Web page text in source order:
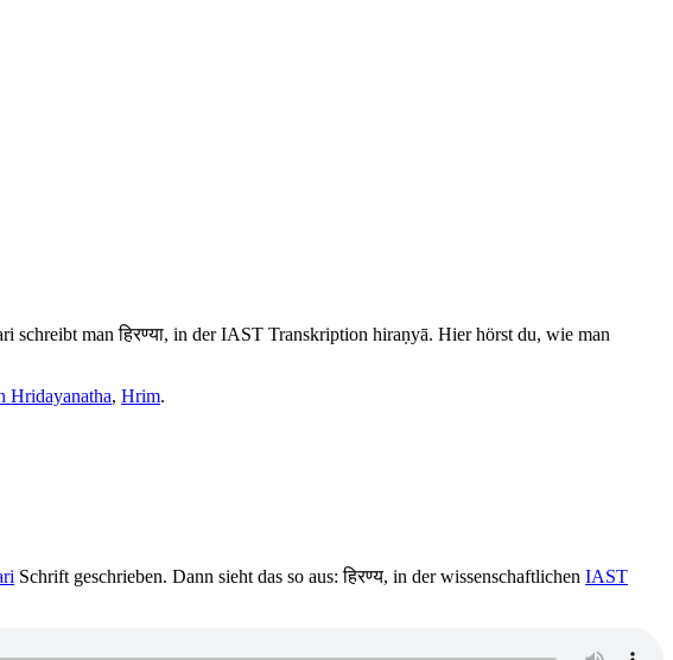
schreibt man हिरण्या, in der IAST Transkription hiraṇyā. Hier hörst du, wie man
Hridayanatha, Hrim.
Schrift geschrieben. Dann sieht das so aus: हिरण्य, in der wissenschaftlichen IAST